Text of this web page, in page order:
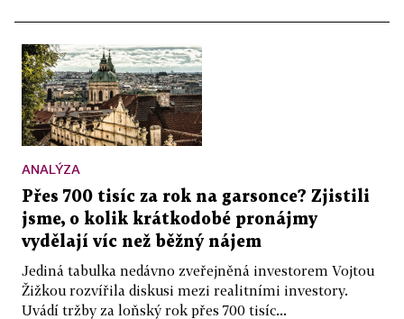
ANALÝZA
Přes 700 tisíc za rok na garsonce? Zjistili
jsme, o kolik krátkodobé pronájmy
vydělají víc než běžný nájem
Jediná tabulka nedávno zveřejněná investorem Vojtou
Žižkou rozvířila diskusi mezi realitními investory.
Uvádí tržby za loňský rok přes 700 tisíc...